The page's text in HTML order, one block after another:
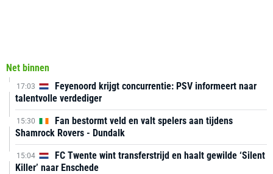
Net binnen
17:03
Feyenoord krijgt concurrentie: PSV informeert naar
talentvolle verdediger
15:30
Fan bestormt veld en valt spelers aan tijdens
Shamrock Rovers - Dundalk
15:04
FC Twente wint transferstrijd en haalt gewilde ‘Silent
Killer’ naar Enschede